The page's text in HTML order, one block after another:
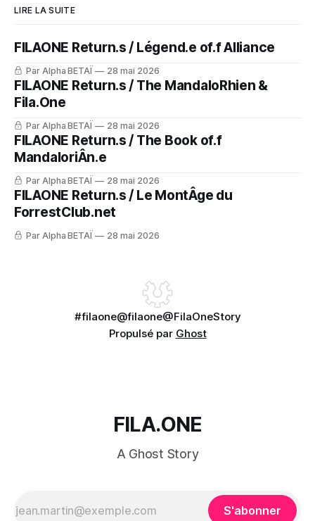
LIRE LA SUITE
FILAONE Return.s / Légend.e of.f Alliance
Par Alpha BETAÏ 28 mai 2026
FILAONE Return.s / The MandaloRhien &
Fila.One
Par Alpha BETAÏ 28 mai 2026
FILAONE Return.s / The Book of.f
MandaloriÂn.e
Par Alpha BETAÏ 28 mai 2026
FILAONE Return.s / Le MontÂge du
ForrestClub.net
Par Alpha BETAÏ 28 mai 2026
#filaone@filaone@FilaOneStory
Propulsé par Ghost
FILA.ONE
A Ghost Story
S'abonner